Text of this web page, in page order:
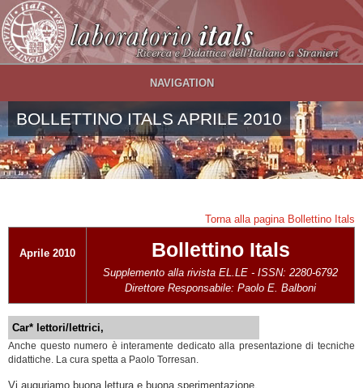
Salta al contenuto principale
NAVIGATION
BOLLETTINO ITALS APRILE 2010
Torna alla pagina Bollettino Itals
Aprile 2010 Bollettino Itals
Supplemento alla rivista EL.LE - ISSN: 2280-6792
Direttore Responsabile: Paolo E. Balboni
Car* lettori/lettrici,
Anche questo numero è interamente dedicato alla presentazione di tecniche
didattiche. La cura spetta a Paolo Torresan.
Vi auguriamo buona lettura e buona sperimentazione.